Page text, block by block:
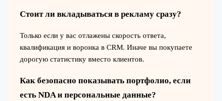
Стоит ли вкладываться в рекламу сразу?
Только если у вас отлажены скорость ответа,
квалификация и воронка в CRM. Иначе вы покупаете
дорогую статистику вместо клиентов.
Как безопасно показывать портфолио, если
есть NDA и персональные данные?